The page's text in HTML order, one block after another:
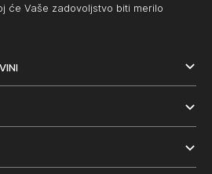
će Vaše zadovoljstvo biti merilo